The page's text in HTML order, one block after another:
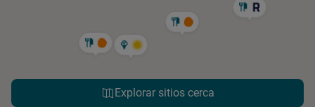
Explorar sitios cerca